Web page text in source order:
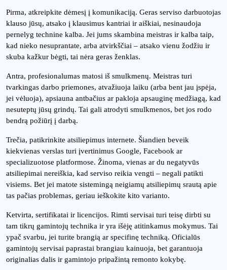
Pirma, atkreipkite dėmesį į komunikaciją. Geras serviso darbuotojas
klauso jūsų, atsako į klausimus kantriai ir aiškiai, nesinaudoja
pernelyg technine kalba. Jei jums skambina meistras ir kalba taip,
kad nieko nesuprantate, arba atvirkščiai – atsako vienu žodžiu ir
skuba kažkur bėgti, tai nėra geras ženklas.
Antra, profesionalumas matosi iš smulkmenų. Meistras turi
tvarkingas darbo priemones, atvažiuoja laiku (arba bent jau įspėja,
jei vėluoja), apsiauna antbačius ar pakloja apsauginę medžiagą, kad
nesuteptų jūsų grindų. Tai gali atrodyti smulkmenos, bet jos rodo
bendrą požiūrį į darbą.
Trečia, patikrinkite atsiliepimus internete. Šiandien beveik
kiekvienas verslas turi įvertinimus Google, Facebook ar
specializuotose platformose. Žinoma, vienas ar du negatyvūs
atsiliepimai nereiškia, kad serviso reikia vengti – negali patikti
visiems. Bet jei matote sistemingą neigiamų atsiliepimų srautą apie
tas pačias problemas, geriau ieškokite kito varianto.
Ketvirta, sertifikatai ir licencijos. Rimti servisai turi teisę dirbti su
tam tikrų gamintojų technika ir yra išėję atitinkamus mokymus. Tai
ypač svarbu, jei turite brangią ar specifinę techniką. Oficialūs
gamintojų servisai paprastai brangiau kainuoja, bet garantuoja
originalias dalis ir gamintojo pripažintą remonto kokybę.